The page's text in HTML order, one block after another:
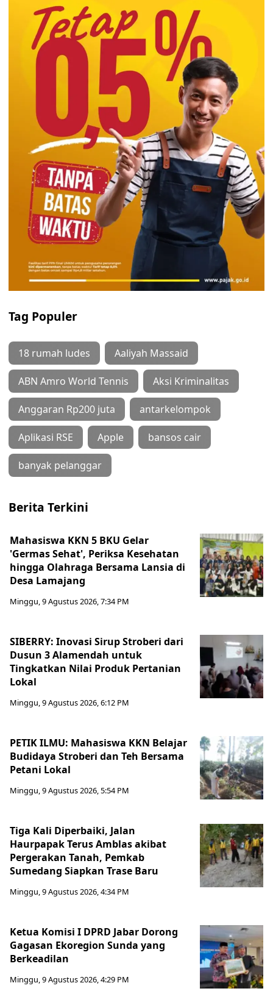
Tag Populer
18 rumah ludes Aaliyah Massaid
ABN Amro World Tennis Aksi Kriminalitas
Anggaran Rp200 juta antarkelompok
Aplikasi RSE Apple bansos cair
banyak pelanggar
Berita Terkini
Mahasiswa KKN 5 BKU Gelar
'Germas Sehat', Periksa Kesehatan
hingga Olahraga Bersama Lansia di
Desa Lamajang
Minggu, 9 Agustus 2026, 7:34 PM
SIBERRY: Inovasi Sirup Stroberi dari
Dusun 3 Alamendah untuk
Tingkatkan Nilai Produk Pertanian
Lokal
Minggu, 9 Agustus 2026, 6:12 PM
PETIK ILMU: Mahasiswa KKN Belajar
Budidaya Stroberi dan Teh Bersama
Petani Lokal
Minggu, 9 Agustus 2026, 5:54 PM
Tiga Kali Diperbaiki, Jalan
Haurpapak Terus Amblas akibat
Pergerakan Tanah, Pemkab
Sumedang Siapkan Trase Baru
Minggu, 9 Agustus 2026, 4:34 PM
Ketua Komisi I DPRD Jabar Dorong
Gagasan Ekoregion Sunda yang
Berkeadilan
Minggu, 9 Agustus 2026, 4:29 PM